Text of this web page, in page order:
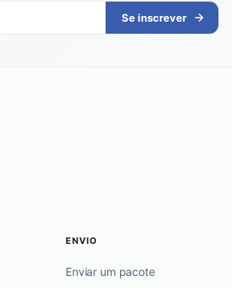
Se inscrever
ENVIO
Enviar um pacote